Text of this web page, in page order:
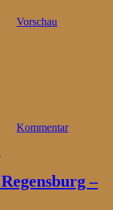
Vorschau
Kommentar
–